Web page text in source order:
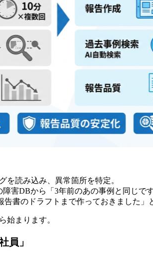
を読み込み、異常箇所を特定。
障害DBから「3年前のあの事例と同じで
告書のドラフトまで作っておきました」
始まります。
員」